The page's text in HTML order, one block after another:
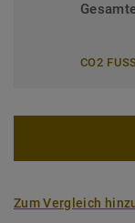
CO2
Zum Vergleich